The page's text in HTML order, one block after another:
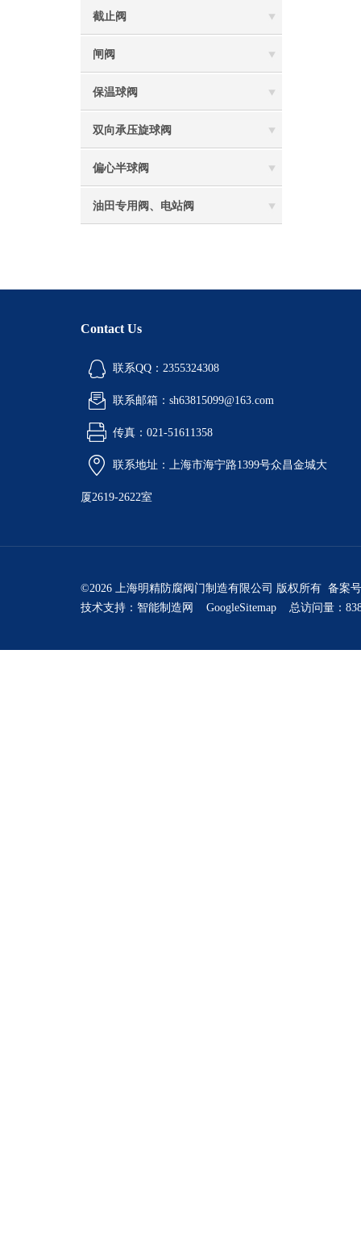
截止阀
闸阀
保温球阀
双向承压旋球阀
偏心半球阀
油田专用阀、电站阀
Contact Us
联系QQ：2355324308
联系邮箱：sh63815099@163.com
传真：021-51611358
联系地址：上海市海宁路1399号众昌金城大
厦2619-2622室
©2026 上海明精防腐阀门制造有限公司 版权所有 备案
技术支持： 智能制造网 GoogleSitemap 总访问量：